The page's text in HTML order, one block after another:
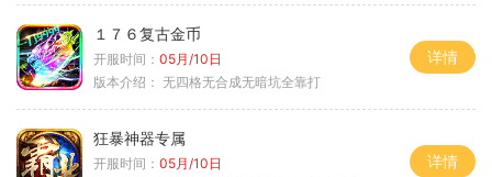
１７６复古金币
开服时间： 05月/10日
版本介绍： 无四格无合成无暗坑全靠打
详情
狂暴神器专属
开服时间： 05月/10日
详情